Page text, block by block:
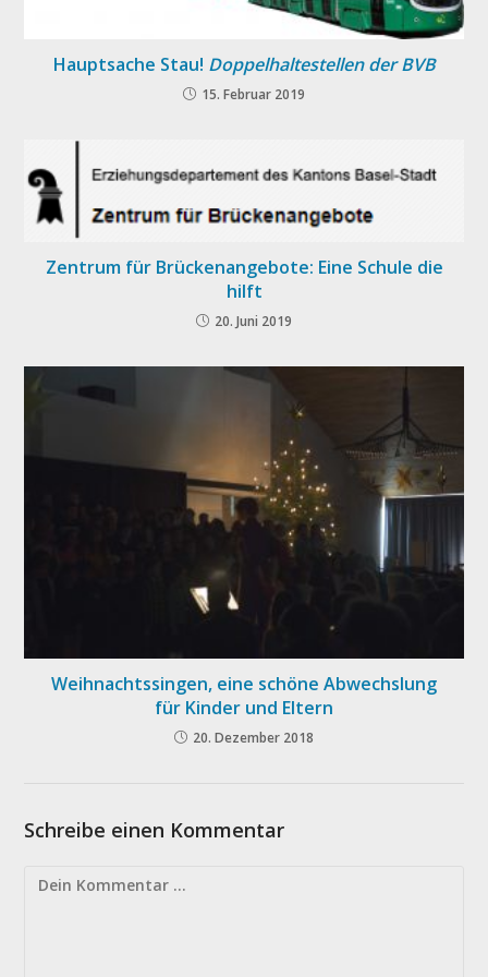
Hauptsache Stau! Doppelhaltestellen der BVB
15. Februar 2019
Zentrum für Brückenangebote: Eine Schule die
hilft
20. Juni 2019
Weihnachtssingen, eine schöne Abwechslung
für Kinder und Eltern
20. Dezember 2018
Schreibe einen Kommentar
Kommentieren